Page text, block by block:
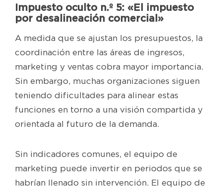
Impuesto oculto n.º 5: «El impuesto
por desalineación comercial»
A medida que se ajustan los presupuestos, la
coordinación entre las áreas de ingresos,
marketing y ventas cobra mayor importancia.
Sin embargo, muchas organizaciones siguen
teniendo dificultades para alinear estas
funciones en torno a una visión compartida y
orientada al futuro de la demanda.
Sin indicadores comunes, el equipo de
marketing puede invertir en periodos que se
habrían llenado sin intervención. El equipo de